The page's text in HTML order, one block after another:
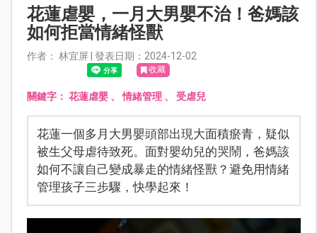
花蓮虐嬰，一月大男嬰不治！爸媽該
如何拒當情緒怪獸
作者： 林宜屏 | 發表日期：2024-12-02
收藏
關鍵字： 花蓮虐嬰、情緒管理、 受虐兒
花蓮一個多月大男嬰頭部出現大面積瘀青，疑似
被生父母虐待致死。面對嬰幼兒的哭鬧，爸媽該
如何不讓自己變成暴走的情緒怪獸？避免用情緒
管理孩子三步驟，快學起來！